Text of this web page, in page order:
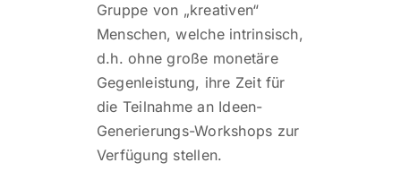
Gruppe von „kreativen“
Menschen, welche intrinsisch,
d.h. ohne große monetäre
Gegenleistung, ihre Zeit für
die Teilnahme an Ideen-
Generierungs-Workshops zur
Verfügung stellen.